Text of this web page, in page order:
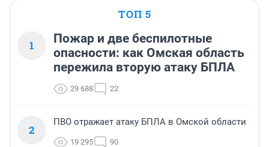
ТОП 5
1
Пожар и две беспилотные
опасности: как Омская область
пережила вторую атаку БПЛА
29 688 22
2
ПВО отражает атаку БПЛА в Омской области
19 295 90